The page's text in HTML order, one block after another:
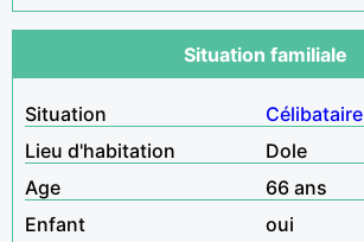
Situation familiale
Situation
Célibataire
Lieu d'habitation
Dole
Age
66 ans
Enfant
oui